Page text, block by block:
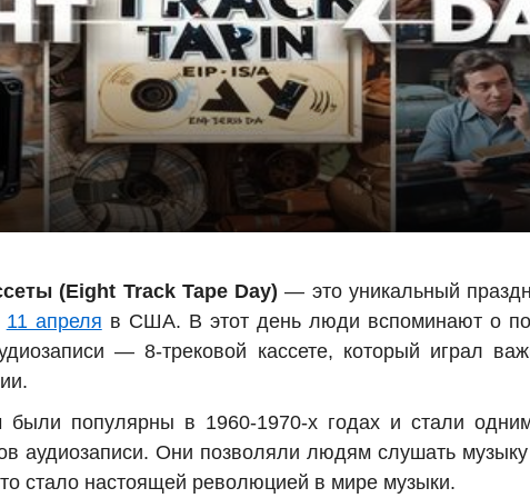
(Eight Track Tape Day) — это уникальный
11 апреля в США. В этот день люди вспоминают о
— 8-трековой кассете, который играл
были популярны в 1960-1970-х годах и стали
аудиозаписи. Они позволяли людям слушать
стало настоящей революцией в мире музыки.